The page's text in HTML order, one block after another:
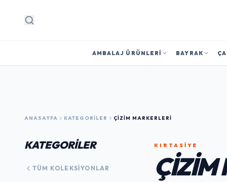
Arama
AMBALAJ ÜRÜNLERI BAYRAK
ANASAYFA KATEGORILER ÇIZIM MARKERLERI
KATEGORİLER
TÜM KOLEKSIYONLAR
KIRTASİYE
ÇIZIM